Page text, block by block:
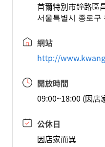
首爾特別市鐘路區
서울특별시 종로구
網站
http://
開放時間
09:00~18:00 (因店
公休日
因店家而異